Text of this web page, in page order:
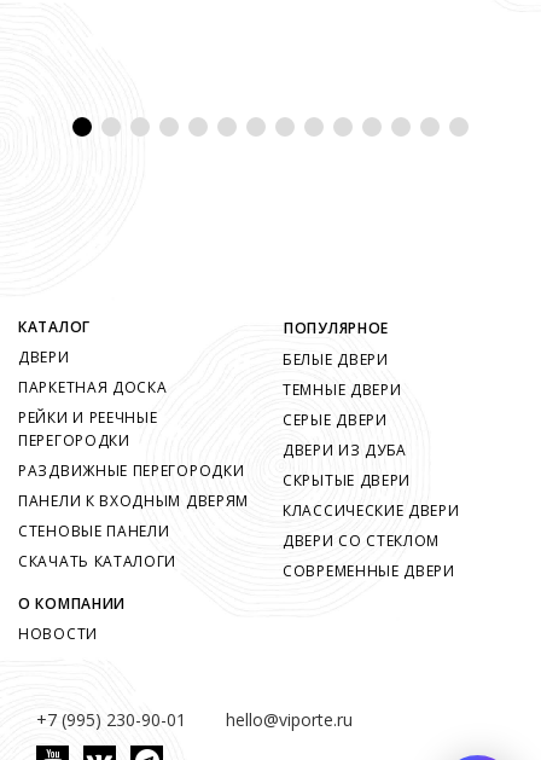
+7 (995) 230-90-01 hello@viporte.ru
КАТАЛОГ
ДВЕРИ
ПАРКЕТНАЯ ДОСКА
РЕЙКИ И РЕЕЧНЫЕ
ПЕРЕГОРОДКИ
РАЗДВИЖНЫЕ ПЕРЕГОРОДКИ
ПАНЕЛИ К ВХОДНЫМ ДВЕРЯМ
СТЕНОВЫЕ ПАНЕЛИ
СКАЧАТЬ КАТАЛОГИ
О КОМПАНИИ
НОВОСТИ
ПОПУЛЯРНОЕ
БЕЛЫЕ ДВЕРИ
ТЕМНЫЕ ДВЕРИ
СЕРЫЕ ДВЕРИ
ДВЕРИ ИЗ ДУБА
СКРЫТЫЕ ДВЕРИ
КЛАССИЧЕСКИЕ ДВЕРИ
ДВЕРИ СО СТЕКЛОМ
СОВРЕМЕННЫЕ ДВЕРИ